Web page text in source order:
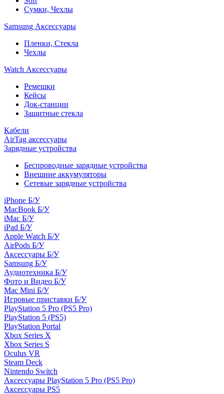
Сумки, Чехлы
Samsung Аксессуары
Пленки, Стекла
Чехлы
Watch Аксессуары
Ремешки
Кейсы
Док-станции
Защитные стекла
Кабели
AirTag аксессуары
Зарядные устройства
Беспроводные зарядные устройства
Внешние аккумуляторы
Сетевые зарядные устройства
iPhone Б/У
MacBook Б/У
iMac Б/У
iPad Б/У
Apple Watch Б/У
AirPods Б/У
Аксессуары Б/У
Samsung Б/У
Аудиотехника Б/У
Фото и Видео Б/У
Mac Mini Б/У
Игровые приставки Б/У
PlayStation 5 Pro (PS5 Pro)
PlayStation 5 (PS5)
PlayStation Portal
Xbox Series X
Xbox Series S
Oculus VR
Steam Deck
Nintendo Switch
Аксессуары PlayStation 5 Pro (PS5 Pro)
Аксессуары PS5